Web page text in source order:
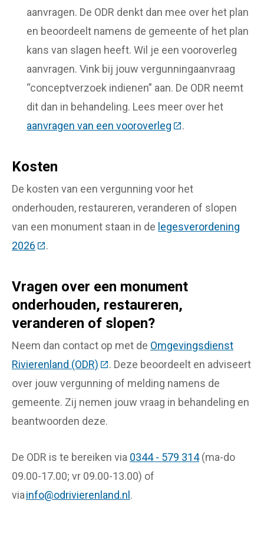
aanvragen. De ODR denkt dan mee over het plan
en beoordeelt namens de gemeente of het plan
kans van slagen heeft. Wil je een vooroverleg
aanvragen. Vink bij jouw vergunningaanvraag
“conceptverzoek indienen” aan. De ODR neemt
dit dan in behandeling. Lees meer over het
aanvragen van een vooroverleg (Deze link gaat
.
Kosten
De kosten van een vergunning voor het
onderhouden, restaureren, veranderen of slopen
van een monument staan in de legesverordening
2026 (Deze link gaat naar een externe website)
.
Vragen over een monument
onderhouden, restaureren,
veranderen of slopen?
Neem dan contact op met de Omgevingsdienst
Rivierenland (ODR) (Deze link gaat naar een externe
. Deze beoordeelt en adviseert
over jouw vergunning of melding namens de
gemeente. Zij nemen jouw vraag in behandeling en
beantwoorden deze.
De ODR is te bereiken via 0344 - 579 314(ma-do
09.00-17.00; vr 09.00-13.00) of
viainfo@odrivierenland.nl .